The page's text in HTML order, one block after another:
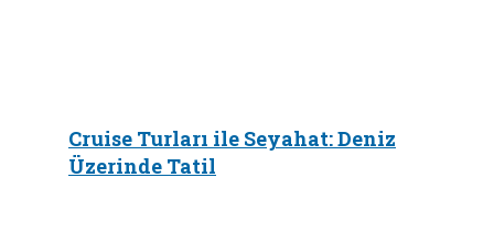
Cruise Turları ile Seyahat: Deniz
Üzerinde Tatil